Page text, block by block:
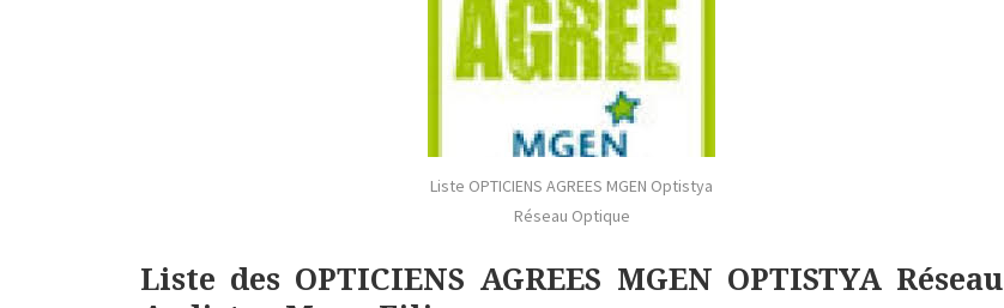
Liste OPTICIENS AGREES MGEN Optistya
Réseau Optique
Liste des OPTICIENS AGREES MGEN OPTISTYA Réseau